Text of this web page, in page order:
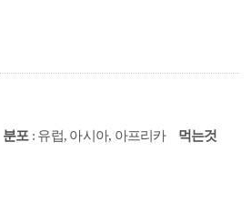
분포 : 유럽, 아시아, 아프리카
먹는것